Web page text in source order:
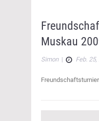
Muskau
Simon| Feb. 25,